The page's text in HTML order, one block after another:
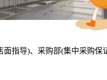
指导)、采购部(集中采购